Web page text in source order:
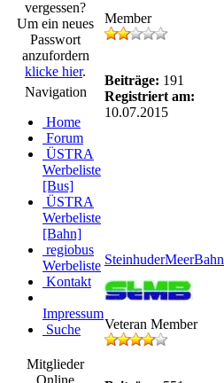
vergessen?
Um ein neues
Passwort
anzufordern
klicke hier.
Navigation
Home
Forum
ÜSTRA
Werbeliste
[Bus]
ÜSTRA
Werbeliste
[Bahn]
regiobus
Werbeliste
Kontakt
Impressum
Suche
Mitglieder
Online
Member
Beiträge: 191
Registriert am:
10.07.2015
SteinhuderMeerBahn
Veteran Member